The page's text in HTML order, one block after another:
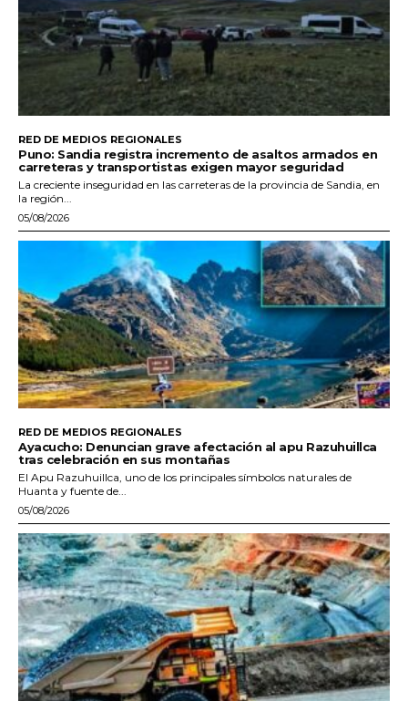
RED DE MEDIOS REGIONALES
Puno: Sandia registra incremento de asaltos armados en
carreteras y transportistas exigen mayor seguridad
La creciente inseguridad en las carreteras de la provincia de Sandia, en
la región...
05/08/2026
RED DE MEDIOS REGIONALES
Ayacucho: Denuncian grave afectación al apu Razuhuillca
tras celebración en sus montañas
El Apu Razuhuillca, uno de los principales símbolos naturales de
Huanta y fuente de...
05/08/2026